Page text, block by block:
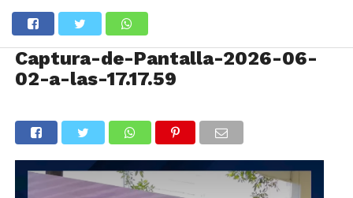
Captura-de-Pantalla-2026-06-
02-a-las-17.17.59